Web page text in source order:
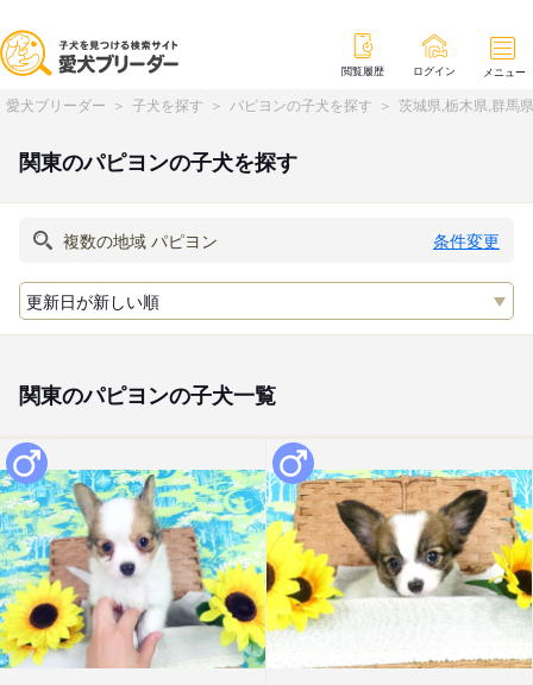
閲覧履歴 ログイン メニュー
愛犬ブリーダー 子犬を探す パピヨンの子犬を探す 茨城県,栃木県,群馬
関東のパピヨンの子犬を探す
条件変更
関東のパピヨンの子犬一覧